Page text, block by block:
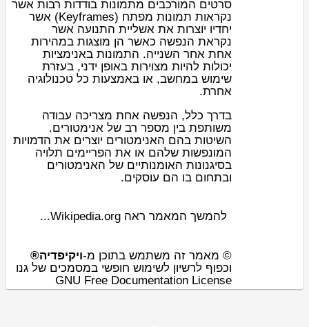
סרטים המורכבים מתמונות בודדות רבות אשר
נקראות תמונות מפתח
(Keyframes) אשר
יחדיו יוצרות את אשליית התנועה אשר
נקראת הנפשה כאשר הן מוצגות במהירות
אחת אחר השנייה. התמונות באנימציות
יכולות להיות מצוירות באופן ידני, בעזרת
שימוש במחשב, או באמצעות כל טכנולוגיה
אחרת.
בדרך כלל, הנפשה אחת מצריכה עבודה
משותפת בין מספר רב של אנימטורים.
השיטות בהם האנימטורים יוצרים את הדמויות
המונפשות שלהם או את הפריימים תלויה
בסיגנונות האומנותיים של האנימטורים
ובתחום בו הם עוסקים.
להמשך המאמר ראה Wikipedia.org...
© מאמר זה משתמש בתוכן מ-ויקיפדיה®
וכפוף לרשיון לשימוש חופשי במסמכים של גנו
GNU Free Documentation License